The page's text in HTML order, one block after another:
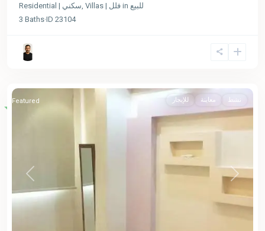
Residential | سكني Villas | فلل in للبيع
3 Baths·ID 23104
Previous Next
للإيجار معاينة نشط Featured